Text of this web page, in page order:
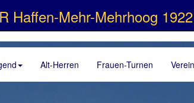
Haffen-Mehr-Mehrhoog
Alt-Herren Frauen-Turnen